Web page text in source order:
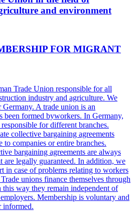
and environment
FOR MIGRANT
Trade Union responsible for all
industry and agriculture. We
A trade union is an
been formed byworkers. In Germany,
for different branches.
collective bargaining agreements
to companies or entire branches.
bargaining agreements are always
are legally guaranteed. In addition, we
in case of problems relating to workers
unions finance themselves through
this way they remain independent of
Membership is voluntary and
informed.